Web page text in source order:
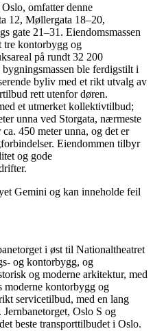
omfatter denne
12, Møllergata 18–20,
gate 21–31. Eiendomsmassen
tre kontorbygg og
på rundt 32 200
ble ferdigstilt i
byliv med et rikt utvalg av
rett utenfor døren.
et utmerket kollektivtilbud;
unna ved Storgata, nærmeste
450 meter unna, og det er
Eiendommen tilbyr
og gode
Gemini og kan inneholde feil
i øst til Nationaltheatret
og kontorbygg, og
og moderne arkitektur, med
moderne kontorbygg og
servicetilbud, med en lang
Oslo S og
beste transporttilbudet i Oslo.